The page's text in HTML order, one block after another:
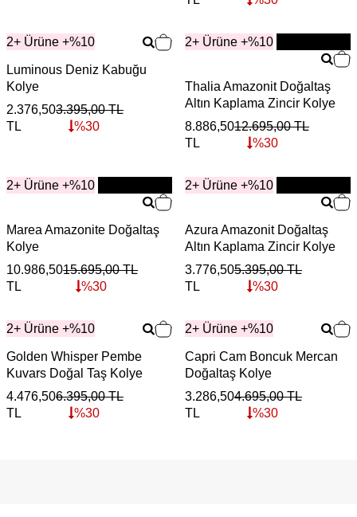
2+ Ürüne +%10
Luminous Deniz Kabuğu
Kolye
2.376,50
TL
3.395,00TL
%30
2+ Ürüne +%10
YENİ
Thalia Amazonit Doğaltaş
Altın Kaplama Zincir Kolye
8.886,50
TL
12.695,00TL
%30
2+ Ürüne +%10
YENİ
Marea Amazonite Doğaltaş
Kolye
10.986,50
TL
15.695,00TL
%30
2+ Ürüne +%10
YENİ
Azura Amazonit Doğaltaş
Altın Kaplama Zincir Kolye
3.776,50
TL
5.395,00TL
%30
2+ Ürüne +%10
Golden Whisper Pembe
Kuvars Doğal Taş Kolye
4.476,50
TL
6.395,00TL
%30
2+ Ürüne +%10
Capri Cam Boncuk Mercan
Doğaltaş Kolye
3.286,50
TL
4.695,00TL
%30